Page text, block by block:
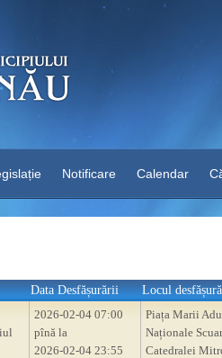
Notificare Calendar
Data Desfășurării
Locul
2026-02-04 07:00
pînă la
2026-02-04 23:55
Piața Marii
Naționale
Catedralei